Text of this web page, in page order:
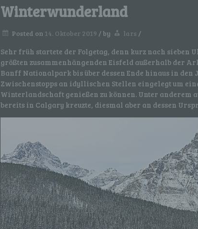
Winterwunderland
Posted on 14. Oktober 2019 /by lars /
Sehr früh startete der Folgetag, denn kurz nach sieben
größten zusammenhängenden Eisfeld außerhalb der
Banff Nationalpark bis über dessen Ende hinaus in
Zwischenstopps an idyllischen Stellen eingelegt um
Winterlandschaft genießen zu können. Unter anderem
bereits in Calgary kreuzte, diesmal aber an dessen